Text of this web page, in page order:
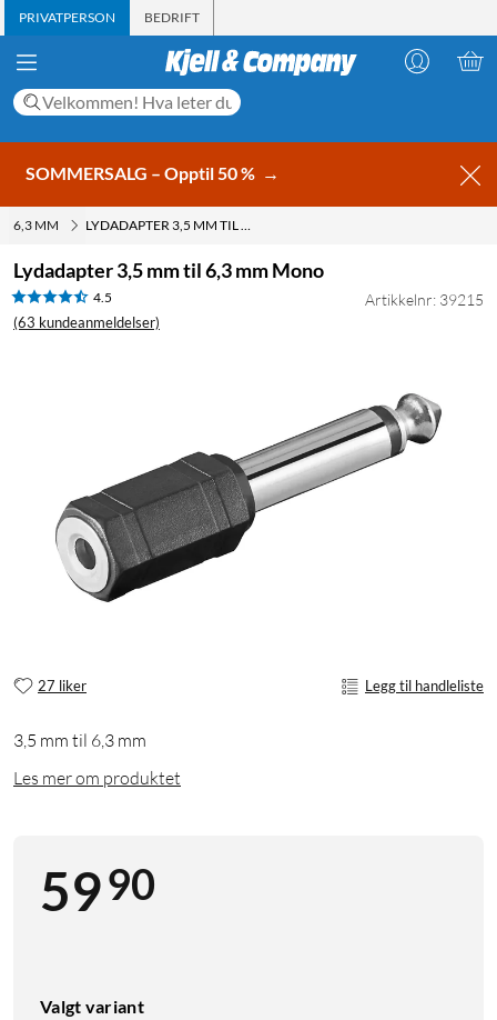
PRIVATPERSON BEDRIFT
SOMMERSALG – Opptil 50 % →
6,3 MM LYDADAPTER 3,5 MM TIL 6,3 MM MONO
Lydadapter 3,5 mm til 6,3 mm Mono
4.5
(63 kundeanmeldelser)
Artikkelnr: 39215
27 liker Legg til handleliste
3,5 mm til 6,3 mm
Les mer om produktet
5990
Valgt variant